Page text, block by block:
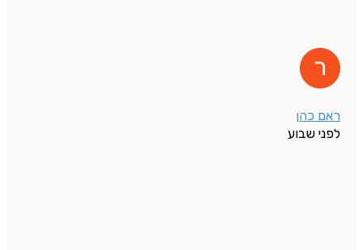
ראם כהן
לפני שבוע